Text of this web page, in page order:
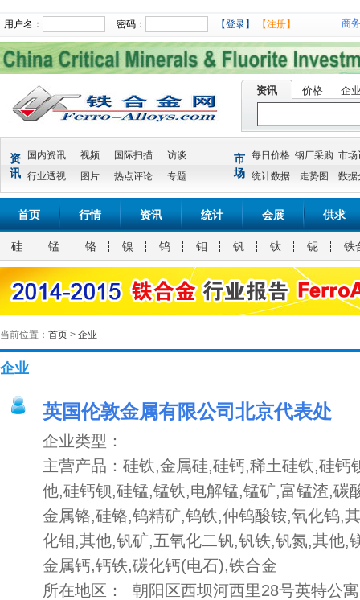
用户名： 密码： 【登录】 【注册】 商
资讯 价格 企
资
讯
国内资讯 视频 国际扫描
访谈
行业透视
图片 热点评论 专题
市
场
每日价格 钢厂采购 市场
统计数据
走势图 数据
首页 行情 资讯 统计 会展 供求
硅 锰 铬 镍 钨 钼 钒 钛 铌 铁
当前位置： 首页 > 企业
企业
英国伦敦金属有限公司北京代表处
企业类型：
主营产品：硅铁,金属硅,硅钙,稀土硅铁,硅钙
他,硅钙钡,硅锰,锰铁,电解锰,锰矿,富锰渣,碳
金属铬,硅铬,钨精矿,钨铁,仲钨酸铵,氧化钨,
化钼,其他,钒矿,五氧化二钒,钒铁,钒氮,其他,
金属钙,钙铁,碳化钙(电石),铁合金
所在地区： 朝阳区西坝河西里28号英特公